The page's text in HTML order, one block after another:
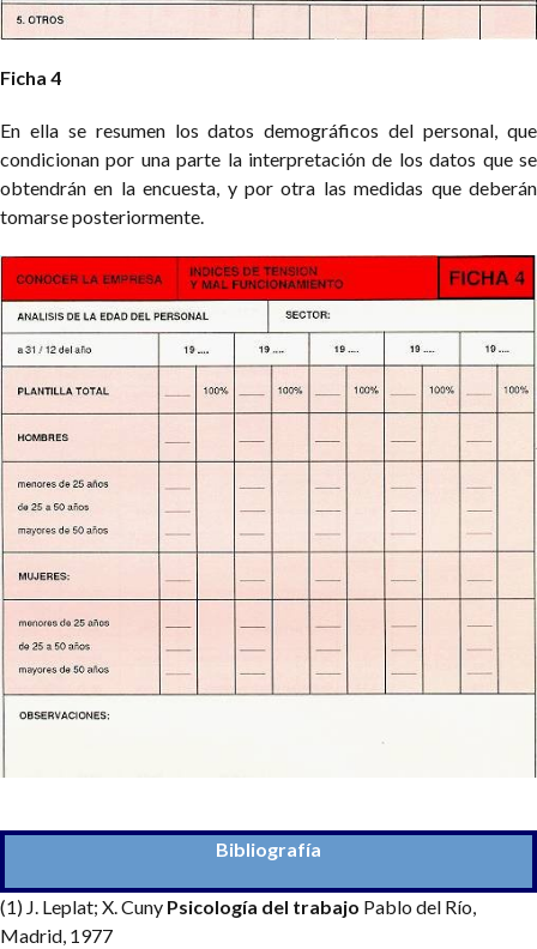
Ficha 4
En ella se resumen los datos demográficos del personal, que
condicionan por una parte la interpretación de los datos que se
obtendrán en la encuesta, y por otra las medidas que deberán
tomarse posteriormente.
Bibliografía
(1) J. Leplat; X. Cuny Psicología del trabajo Pablo del Río,
Madrid, 1977